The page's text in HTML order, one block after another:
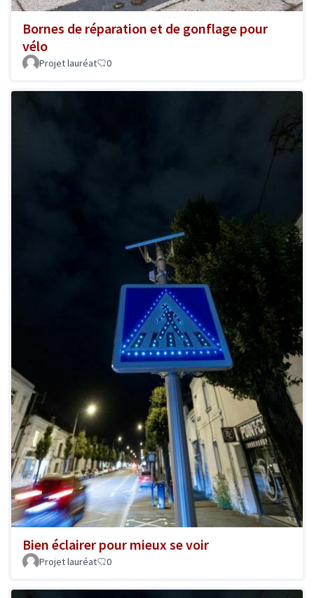
Bornes de réparation et de gonflage pour
vélo
Projet lauréat 0
Bien éclairer pour mieux se voir
Projet lauréat 0